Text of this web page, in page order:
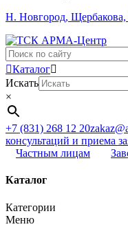
Н. Новгород, Щербакова,
Поиск
...Каталог
Искать
×
+7 (831) 268 12 20
консультаций и приема
Частным лицам
Каталог
Категории
Меню